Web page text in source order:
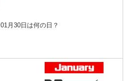
01月30日は何の日？